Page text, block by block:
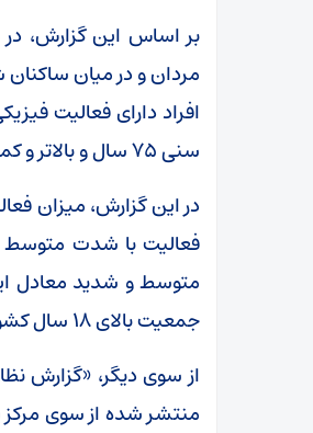
بر اساس این گزارش،
مردان و در میان
افراد دارای فعالیت
سنی ۷۵ سال و بالاتر و کمترین میزان در گروه سنی ۱۸ تا ۲۴ سال مشاهده شده است.
متوسط و شدید معادل
جمعیت بالای ۱۸ سال کشور فعالیت فیزیکی کمتر از میزان توصیه شده دارند.
از سوی دیگر، «گزارش
منتشر شده از سوی